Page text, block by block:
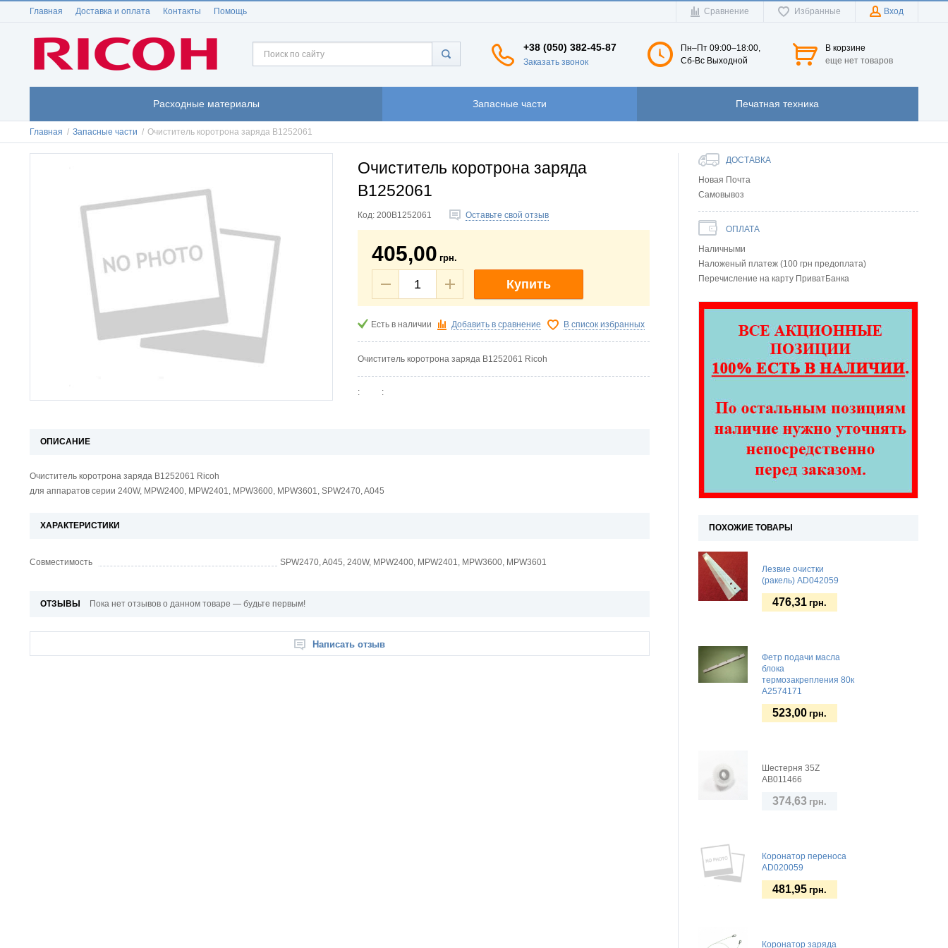
Главная Доставка и оплата Контакты Помощь Сравнение Избранные Вход
+38 (050) 382-45-87
Заказать звонок
Пн–Пт 09:00–18:00,
Сб-Вс Выходной
В корзине
еще нет товаров
Расходные материалы Запасные части Печатная техника
Главная / Запасные части / Очиститель коротрона заряда B1252061
ДОСТАВКА
Новая Почта
Самовывоз
ОПЛАТА
Наличными
Наложеный платеж (100 грн предоплата)
Перечисление на карту ПриватБанка
ПОХОЖИЕ ТОВАРЫ
Лезвие очистки
(ракель) AD042059
476,31 грн.
Фетр подачи масла
блока
термозакрепления 80к
A2574171
523,00 грн.
Шестерня 35Z
AB011466
374,63 грн.
Коронатор переноса
AD020059
481,95 грн.
Коронатор заряда
Очиститель коротрона заряда
B1252061
Код: 200B1252061 Оставьте свой отзыв
405,00 грн.
Купить
Есть в наличии Добавить в сравнение В список избранных
Очиститель коротрона заряда B1252061 Ricoh
: :
ОПИСАНИЕ
Очиститель коротрона заряда B1252061 Ricoh
для аппаратов серии 240W, MPW2400, MPW2401, MPW3600, MPW3601, SPW2470, A045
ХАРАКТЕРИСТИКИ
Совместимость SPW2470, A045, 240W, MPW2400, MPW2401, MPW3600, MPW3601
ОТЗЫВЫ Пока нет отзывов о данном товаре — будьте первым!
Написать отзыв